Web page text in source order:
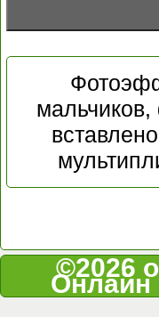
мальчиков,
©2026
Онлайн